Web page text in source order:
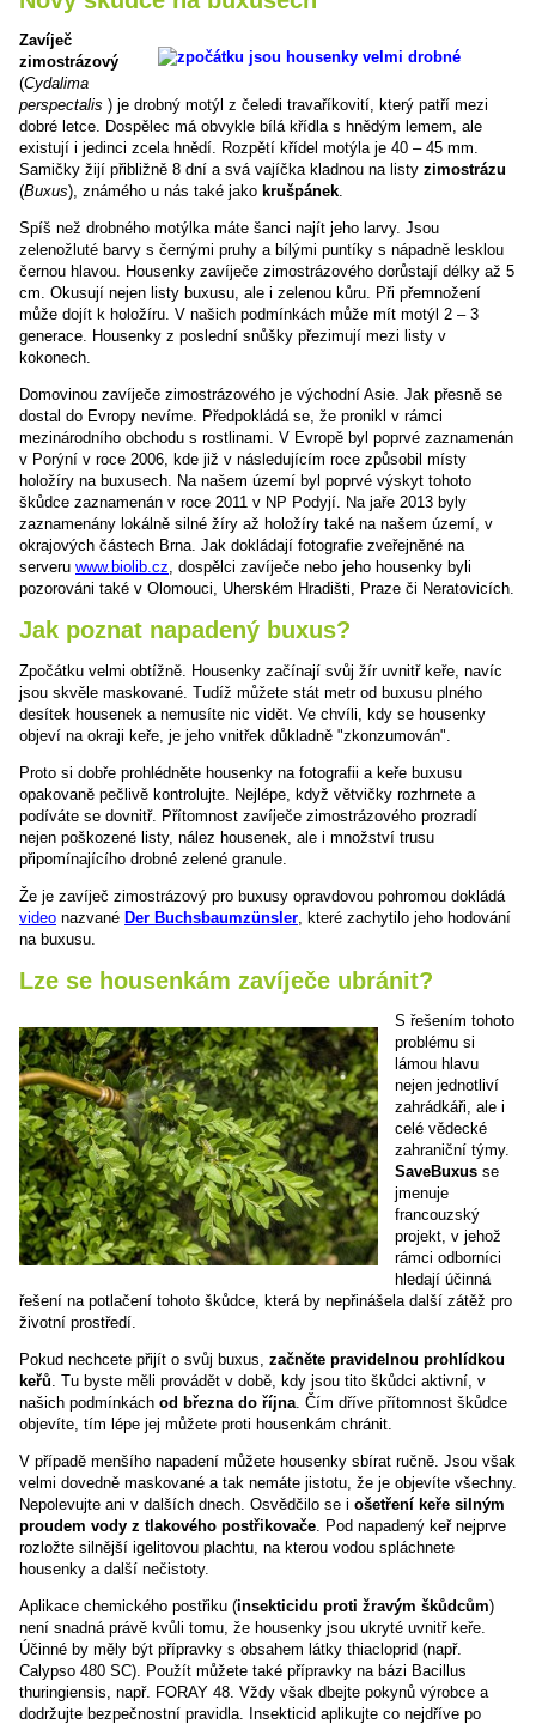
Zavíječ
zimostrázový
(Cydalima
perspectalis ) je drobný motýl z čeledi travaříkovití, který patří mezi
dobré letce. Dospělec má obvykle bílá křídla s hnědým lemem, ale
existují i jedinci zcela hnědí. Rozpětí křídel motýla je 40 – 45 mm.
Samičky žijí přibližně 8 dní a svá vajíčka kladnou na listy zimostrázu
(Buxus), známého u nás také jako krušpánek.
Spíš než drobného motýlka máte šanci najít jeho larvy. Jsou
zelenožluté barvy s černými pruhy a bílými puntíky s nápadně lesklou
černou hlavou. Housenky zavíječe zimostrázového dorůstají délky až 5
cm. Okusují nejen listy buxusu, ale i zelenou kůru. Při přemnožení
může dojít k holožíru. V našich podmínkách může mít motýl 2 – 3
generace. Housenky z poslední snůšky přezimují mezi listy v
kokonech.
Domovinou zavíječe zimostrázového je východní Asie. Jak přesně se
dostal do Evropy nevíme. Předpokládá se, že pronikl v rámci
mezinárodního obchodu s rostlinami. V Evropě byl poprvé zaznamenán
v Porýní v roce 2006, kde již v následujícím roce způsobil místy
holožíry na buxusech. Na našem území byl poprvé výskyt tohoto
škůdce zaznamenán v roce 2011 v NP Podyjí. Na jaře 2013 byly
zaznamenány lokálně silné žíry až holožíry také na našem území, v
okrajových částech Brna. Jak dokládají fotografie zveřejněné na
serveru www.biolib.cz, dospělci zavíječe nebo jeho housenky byli
pozorováni také v Olomouci, Uherském Hradišti, Praze či Neratovicích.
Jak poznat napadený buxus?
Zpočátku velmi obtížně. Housenky začínají svůj žír uvnitř keře, navíc
jsou skvěle maskované. Tudíž můžete stát metr od buxusu plného
desítek housenek a nemusíte nic vidět. Ve chvíli, kdy se housenky
objeví na okraji keře, je jeho vnitřek důkladně "zkonzumován".
Proto si dobře prohlédněte housenky na fotografii a keře buxusu
opakovaně pečlivě kontrolujte. Nejlépe, když větvičky rozhrnete a
podíváte se dovnitř. Přítomnost zavíječe zimostrázového prozradí
nejen poškozené listy, nález housenek, ale i množství trusu
připomínajícího drobné zelené granule.
Že je zavíječ zimostrázový pro buxusy opravdovou pohromou dokládá
video nazvané Der Buchsbaumzünsler , které zachytilo jeho hodování
na buxusu.
Lze se housenkám zavíječe ubránit?
S řešením tohoto
problému si
lámou hlavu
nejen jednotliví
zahrádkáři, ale i
celé vědecké
zahraniční týmy.
SaveBuxus se
jmenuje
francouzský
projekt, v jehož
rámci odborníci
hledají účinná
řešení na potlačení tohoto škůdce, která by nepřinášela další zátěž pro
životní prostředí.
Pokud nechcete přijít o svůj buxus, začněte pravidelnou prohlídkou
keřů . Tu byste měli provádět v době, kdy jsou tito škůdci aktivní, v
našich podmínkách od března do října . Čím dříve přítomnost škůdce
objevíte, tím lépe jej můžete proti housenkám chránit.
V případě menšího napadení můžete housenky sbírat ručně. Jsou však
velmi dovedně maskované a tak nemáte jistotu, že je objevíte všechny.
Nepolevujte ani v dalších dnech. Osvědčilo se i ošetření keře silným
proudem vody z tlakového postřikovače . Pod napadený keř nejprve
rozložte silnější igelitovou plachtu, na kterou vodou spláchnete
housenky a další nečistoty.
Aplikace chemického postřiku (insekticidu proti žravým škůdcům)
není snadná právě kvůli tomu, že housenky jsou ukryté uvnitř keře.
Účinné by měly být přípravky s obsahem látky thiacloprid (např.
Calypso 480 SC). Použít můžete také přípravky na bázi Bacillus
thuringiensis, např. FORAY 48. Vždy však dbejte pokynů výrobce a
dodržujte bezpečnostní pravidla. Insekticid aplikujte co nejdříve po